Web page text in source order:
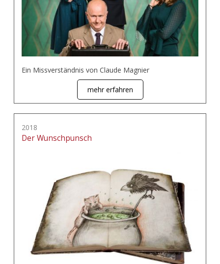
Ein Missverständnis von Claude Magnier
mehr erfahren
2018
Der Wunschpunsch